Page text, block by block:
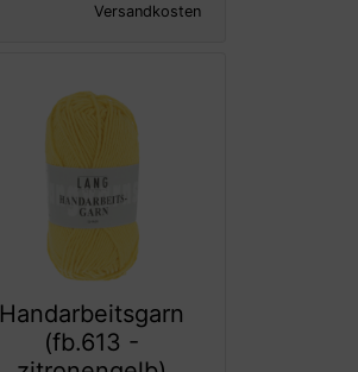
Versandkosten
Handarbeitsgarn
(fb.613 -